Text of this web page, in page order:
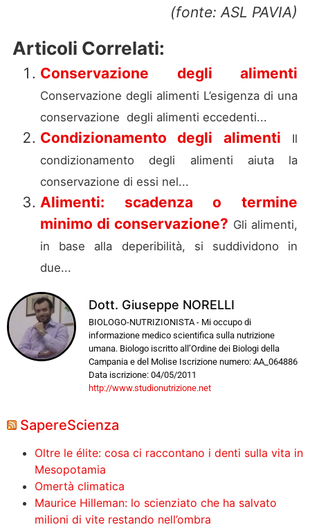
(fonte: ASL PAVIA)
Articoli Correlati:
Conservazione degli alimenti
Conservazione degli alimenti L’esigenza di una
conservazione degli alimenti eccedenti...
Condizionamento degli alimenti
Il
condizionamento degli alimenti aiuta la
conservazione di essi nel...
Alimenti: scadenza o termine
minimo di conservazione? Gli alimenti,
in base alla deperibilità, si suddividono in
due...
Dott. Giuseppe NORELLI
BIOLOGO-NUTRIZIONISTA - Mi occupo di
informazione medico scientifica sulla nutrizione
umana. Biologo iscritto all’Ordine dei Biologi della
Campania e del Molise Iscrizione numero: AA_064886
Data iscrizione: 04/05/2011
http://www.studionutrizione.net
SapereScienza
Oltre le élite: cosa ci raccontano i denti sulla vita in
Mesopotamia
Omertà climatica
Maurice Hilleman: lo scienziato che ha salvato
milioni di vite restando nell’ombra